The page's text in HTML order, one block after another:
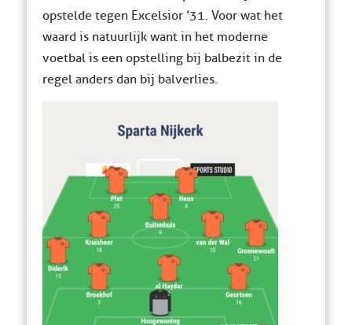
opstelde tegen Excelsior ’31. Voor wat het
waard is natuurlijk want in het moderne
voetbal is een opstelling bij balbezit in de
regel anders dan bij balverlies.